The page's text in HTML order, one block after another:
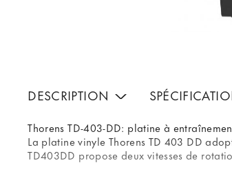
DESCRIPTION
Thorens TD-403-DD: platine à
La platine vinyle Thorens TD 403 DD
TD403DD propose deux vitesses de